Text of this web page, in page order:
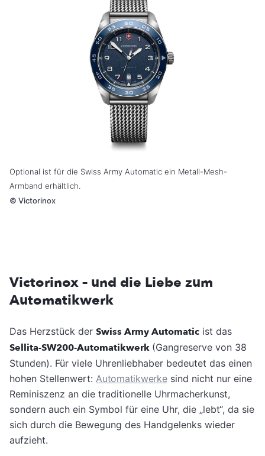
Optional ist für die Swiss Army Automatic ein Metall-Mesh-
Armband erhältlich.
© Victorinox
Victorinox – und die Liebe zum
Automatikwerk
Das Herzstück der Swiss Army Automatic ist das
Sellita-SW200-Automatikwerk (Gangreserve von 38
Stunden). Für viele Uhrenliebhaber bedeutet das einen
hohen Stellenwert: Automatikwerkesind nicht nur eine
Reminiszenz an die traditionelle Uhrmacherkunst,
sondern auch ein Symbol für eine Uhr, die „lebt“, da sie
sich durch die Bewegung des Handgelenks wieder
aufzieht.